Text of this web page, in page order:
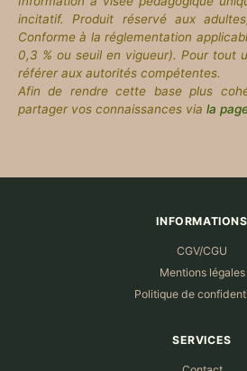
incitatif. Produit réservé aux
Conforme à la réglementation
0,3 % ou seuil en vigueur). Pour tout
référer aux autorités compétentes.
Afin de rendre cette base plus
partager vos connaissances via la
INFORMATIONS
CGV/CGU
Mentions légales
Politique de
SERVICES